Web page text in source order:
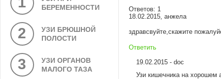
Ответов: 1
18.02.2015, анжела
здравсвуйте,скажите
Ответить
19.02.2015 - doc
Узи кишечника на хорошем
БЕРЕМЕННОСТИ
2
УЗИ БРЮШНОЙ
ПОЛОСТИ
3
УЗИ ОРГАНОВ
МАЛОГО ТАЗА